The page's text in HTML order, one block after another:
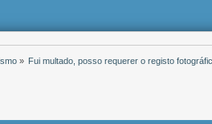
» Fui multado, posso requerer o registo